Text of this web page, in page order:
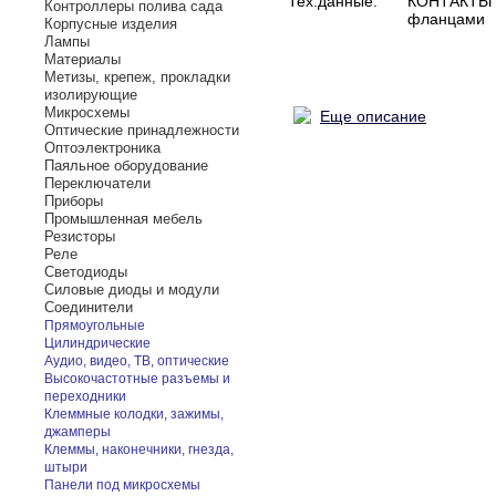
Контроллеры полива сада
Корпусные изделия
Лампы
Материалы
Метизы, крепеж, прокладки
изолирующие
Микросхемы
Оптические принадлежности
Оптоэлектроника
Паяльное оборудование
Переключатели
Приборы
Промышленная мебель
Резисторы
Реле
Светодиоды
Силовые диоды и модули
Соединители
Прямоугольные
Цилиндрические
Аудио, видео, ТВ, оптические
Высокочастотные разъемы и
переходники
Клеммные колодки, зажимы,
джамперы
Клеммы, наконечники, гнезда,
штыри
Панели под микросхемы
фланцами
Еще описание